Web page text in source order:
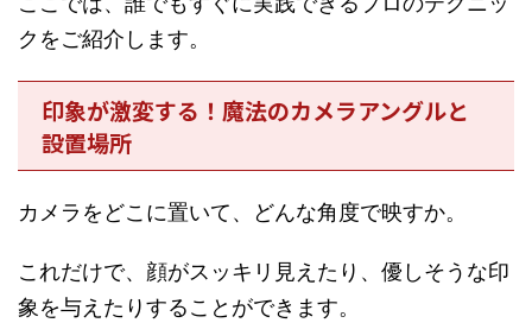
クをご紹介します。
印象が激変する！魔法のカメラアングルと
設置場所
カメラをどこに置いて、どんな角度で映すか。
これだけで、顔がスッキリ見えたり、優しそうな印
象を与えたりすることができます。